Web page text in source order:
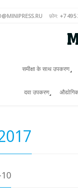
फ़ोन: +7 495
समीक्षा के साथ उपकरण
दवा उपकरण